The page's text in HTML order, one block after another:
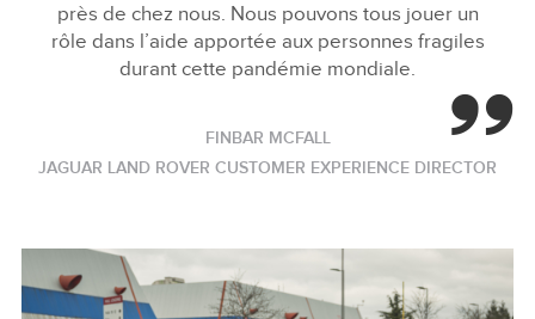
près de chez nous. Nous pouvons tous jouer un
rôle dans l’aide apportée aux personnes fragiles
durant cette pandémie mondiale.
FINBAR MCFALL
JAGUAR LAND ROVER CUSTOMER EXPERIENCE DIRECTOR